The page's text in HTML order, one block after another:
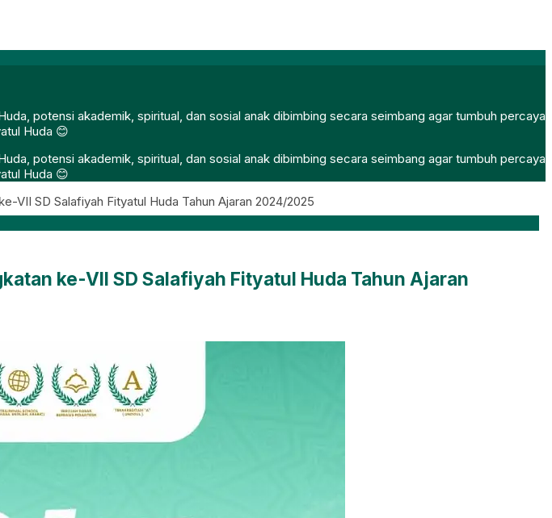
potensi akademik, spiritual, dan sosial anak dibimbing secara seimbang agar tumbuh percaya
Huda 😊
potensi akademik, spiritual, dan sosial anak dibimbing secara seimbang agar tumbuh percaya
Huda 😊
VII SD Salafiyah Fityatul Huda Tahun Ajaran 2024/2025
ke-VII SD Salafiyah Fityatul Huda Tahun Ajaran